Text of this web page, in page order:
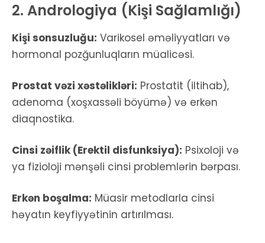
2. Andrologiya (Kişi Sağlamlığı)
Kişi sonsuzluğu: Varikosel əməliyyatları və
hormonal pozğunluqların müalicəsi.
Prostat vəzi xəstəlikləri: Prostatit (iltihab),
adenoma (xoşxassəli böyümə) və erkən
diaqnostika.
Cinsi zəiflik (Erektil disfunksiya): Psixoloji və
ya fizioloji mənşəli cinsi problemlərin bərpası.
Erkən boşalma: Müasir metodlarla cinsi
həyatın keyfiyyətinin artırılması.